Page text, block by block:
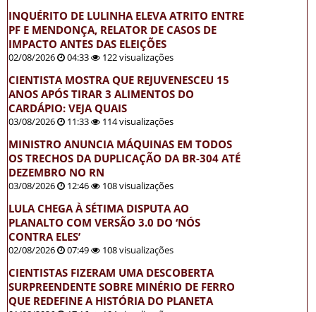
INQUÉRITO DE LULINHA ELEVA ATRITO ENTRE
PF E MENDONÇA, RELATOR DE CASOS DE
IMPACTO ANTES DAS ELEIÇÕES
02/08/2026 04:33 122 visualizações
CIENTISTA MOSTRA QUE REJUVENESCEU 15
ANOS APÓS TIRAR 3 ALIMENTOS DO
CARDÁPIO: VEJA QUAIS
03/08/2026 11:33 114 visualizações
MINISTRO ANUNCIA MÁQUINAS EM TODOS
OS TRECHOS DA DUPLICAÇÃO DA BR-304 ATÉ
DEZEMBRO NO RN
03/08/2026 12:46 108 visualizações
LULA CHEGA À SÉTIMA DISPUTA AO
PLANALTO COM VERSÃO 3.0 DO ‘NÓS
CONTRA ELES’
02/08/2026 07:49 108 visualizações
CIENTISTAS FIZERAM UMA DESCOBERTA
SURPREENDENTE SOBRE MINÉRIO DE FERRO
QUE REDEFINE A HISTÓRIA DO PLANETA